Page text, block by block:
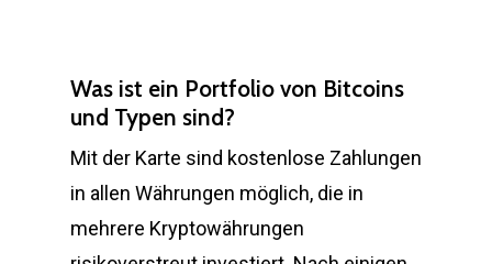
Was ist ein Portfolio von Bitcoins
und Typen sind?
Mit der Karte sind kostenlose Zahlungen
in allen Währungen möglich, die in
mehrere Kryptowährungen